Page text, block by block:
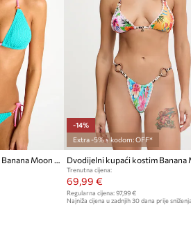
Dvodijelni kupaći kostim Banana Moon Popmix
-14%
Extra -5% s kodom: OFF*
Trenutna cijena:
69,99 €
Regularna cijena:97,99 €
Najniža cijena u zadnjih 30 dana prije